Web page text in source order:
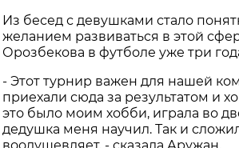
Из бесед с девушками стало
желанием развиваться в этой
Орозбекова в футболе уже три
- Этот турнир важен для нашей
приехали сюда за результатом и
это было моим хобби, играла во
дедушка меня научил. Так и